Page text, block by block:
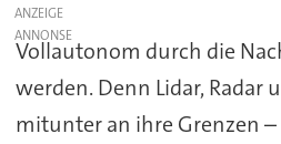
ANZEIGE
Vollautonom durch die
werden. Denn Lidar, Radar
mitunter an ihre Grenzen